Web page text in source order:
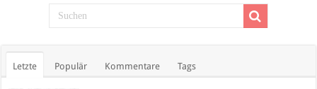
Letzte Populär Kommentare Tags